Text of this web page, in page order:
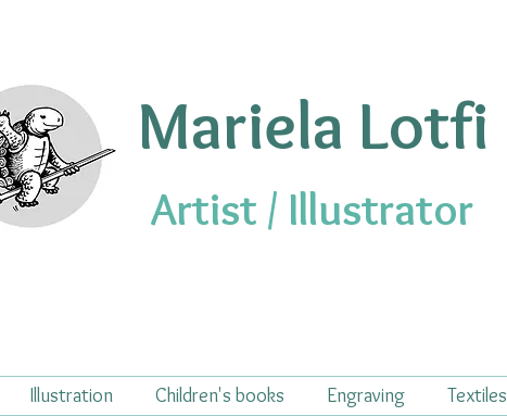
Mariela Lotfi
Artist / Illustrator
Illustration Children's books Engraving Textiles